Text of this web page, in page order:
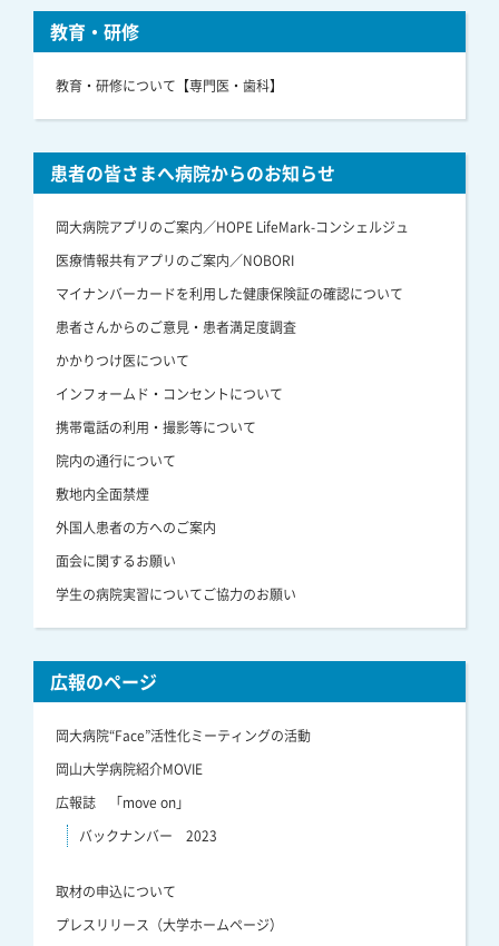
教育・研修
教育・研修について【専門医・歯科】
患者の皆さまへ病院からのお知らせ
岡大病院アプリのご案内／HOPE LifeMark-コンシェルジュ
医療情報共有アプリのご案内／NOBORI
マイナンバーカードを利用した健康保険証の確認について
患者さんからのご意見・患者満足度調査
かかりつけ医について
インフォームド・コンセントについて
携帯電話の利用・撮影等について
院内の通行について
敷地内全面禁煙
外国人患者の方へのご案内
面会に関するお願い
学生の病院実習についてご協力のお願い
広報のページ
岡大病院“Face”活性化ミーティングの活動
岡山大学病院紹介MOVIE
広報誌 「move on」
バックナンバー 2023
取材の申込について
プレスリリース（大学ホームページ）